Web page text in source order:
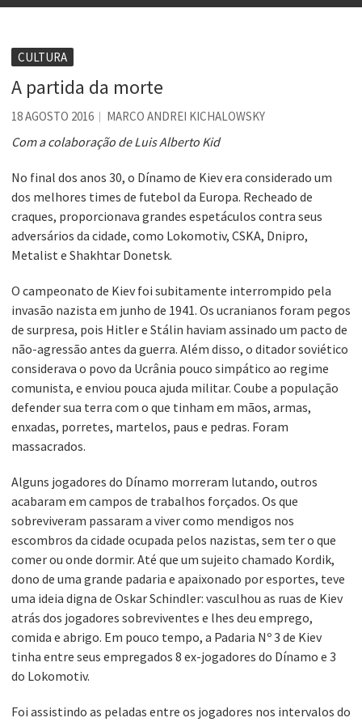
Esse tal de Rock Gaúcho
Os causos de Jorge Luis Borges
Voto obrigatório é correto?
Se queres salvar o mundo, o veganismo não é a resposta
CULTURA
A partida da morte
18 AGOSTO 2016 MARCO ANDREI KICHALOWSKY
Com a colaboração de Luis Alberto Kid
No final dos anos 30, o Dínamo de Kiev era considerado um
dos melhores times de futebol da Europa. Recheado de
craques, proporcionava grandes espetáculos contra seus
adversários da cidade, como Lokomotiv, CSKA, Dnipro,
Metalist e Shakhtar Donetsk.
O campeonato de Kiev foi subitamente interrompido pela
invasão nazista em junho de 1941. Os ucranianos foram pegos
de surpresa, pois Hitler e Stálin haviam assinado um pacto de
não-agressão antes da guerra. Além disso, o ditador soviético
considerava o povo da Ucrânia pouco simpático ao regime
comunista, e enviou pouca ajuda militar. Coube a população
defender sua terra com o que tinham em mãos, armas,
enxadas, porretes, martelos, paus e pedras. Foram
massacrados.
Alguns jogadores do Dínamo morreram lutando, outros
acabaram em campos de trabalhos forçados. Os que
sobreviveram passaram a viver como mendigos nos
escombros da cidade ocupada pelos nazistas, sem ter o que
comer ou onde dormir. Até que um sujeito chamado Kordik,
dono de uma grande padaria e apaixonado por esportes, teve
uma ideia digna de Oskar Schindler: vasculhou as ruas de Kiev
atrás dos jogadores sobreviventes e lhes deu emprego,
comida e abrigo. Em pouco tempo, a Padaria Nº 3 de Kiev
tinha entre seus empregados 8 ex-jogadores do Dínamo e 3
do Lokomotiv.
Foi assistindo as peladas entre os jogadores nos intervalos do